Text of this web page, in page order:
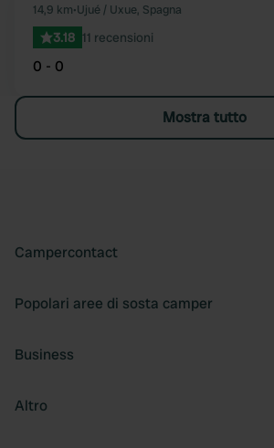
14,9 km•Ujué / Uxue, Spagna
3.18 11 recensioni
0 - 0
Mostra tutto
Campercontact
Popolari aree di sosta camper
Business
Altro